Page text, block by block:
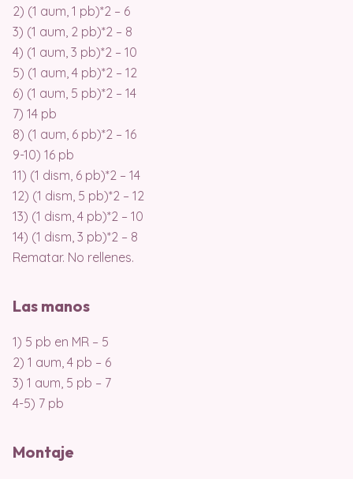
2) (1 aum, 1 pb)*2 – 6
3) (1 aum, 2 pb)*2 – 8
4) (1 aum, 3 pb)*2 – 10
5) (1 aum, 4 pb)*2 – 12
6) (1 aum, 5 pb)*2 – 14
7) 14 pb
8) (1 aum, 6 pb)*2 – 16
9-10) 16 pb
11) (1 dism, 6 pb)*2 – 14
12) (1 dism, 5 pb)*2 – 12
13) (1 dism, 4 pb)*2 – 10
14) (1 dism, 3 pb)*2 – 8
Rematar. No rellenes.
Las manos
1) 5 pb en MR – 5
2) 1 aum, 4 pb – 6
3) 1 aum, 5 pb – 7
4-5) 7 pb
Montaje